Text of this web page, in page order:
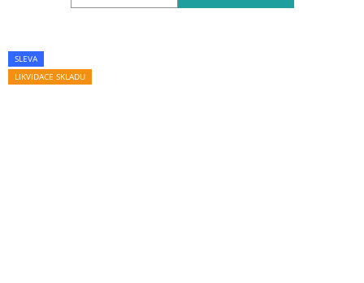
SLEVA
LIKVIDACE SKLADU